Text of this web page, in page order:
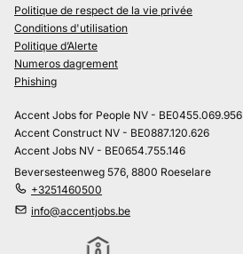
Politique de respect de la vie privée
Conditions d'utilisation
Politique d’Alerte
Numeros dagrement
Phishing
Accent Jobs for People NV - BE0455.069.956
Accent Construct NV - BE0887.120.626
Accent Jobs NV - BE0654.755.146
Beversesteenweg 576, 8800 Roeselare
+3251460500
info@accentjobs.be